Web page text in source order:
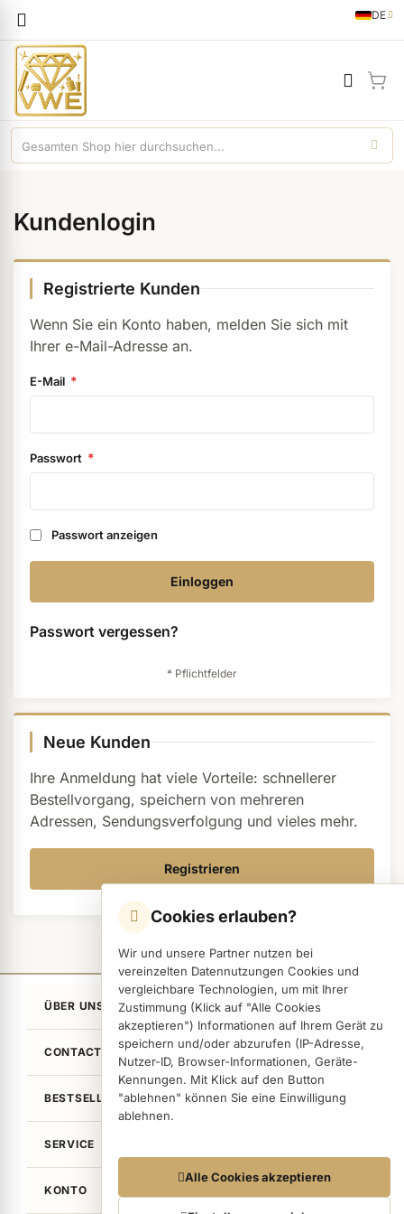
Cookies erlauben?
Wir und unsere Partner nutzen bei
vereinzelten Datennutzungen Cookies und
vergleichbare Technologien, um mit Ihrer
Zustimmung (Klick auf "Alle Cookies
akzeptieren") Informationen auf Ihrem Gerät zu
speichern und/oder abzurufen (IP-Adresse,
Nutzer-ID, Browser-Informationen, Geräte-
Kennungen. Mit Klick auf den Button
"ablehnen" können Sie eine Einwilligung
ablehnen.
Datennutzungen
Wir arbeiten mit Partnern zusammen, die von
Alle Cookies akzeptieren
Sprache
DE
German
Weihnachtsmarkt anzeigen
Farbgele anzeigen
Nagellack & Flüssigkeiten anzeigen
NailArt anzeigen
Nagelfeilen, Werkzeuge, Tips & Zubehör anzeigen
Skintrix anzeigen
Hand- & Körperpflege anzeigen
Füße & Zehenringe anzeigen
Beauty Accessoires anzeigen
Kundenlogin
Registrierte Kunden
Wenn Sie ein Konto haben, melden Sie sich mit
Ihrer e-Mail-Adresse an.
E-Mail
Passwort
Passwort anzeigen
Einloggen
Passwort vergessen?
Neue Kunden
Ihre Anmeldung hat viele Vorteile: schnellerer
Bestellvorgang, speichern von mehreren
Adressen, Sendungsverfolgung und vieles mehr.
Registrieren
ÜBER UNS
CONTACT
BESTSELLER
SERVICE
KONTO